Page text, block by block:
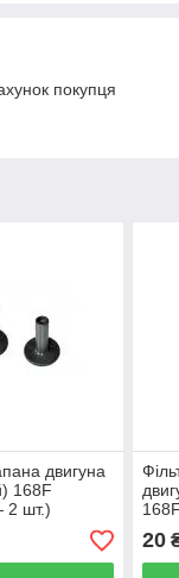
покупця
двигуна
168F
2 шт.)
20